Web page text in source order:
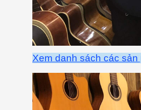
Xem danh sách các